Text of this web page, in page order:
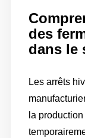
des
dans le
Les arrêts
la